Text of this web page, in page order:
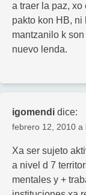
a traer la paz, xo
pakto kon HB, ni
mantzanilo k
nuevo lenda.
igomendi dice:
febrero 12, 2010 a
Xa ser sujeto
a nivel d 7
mentales y +